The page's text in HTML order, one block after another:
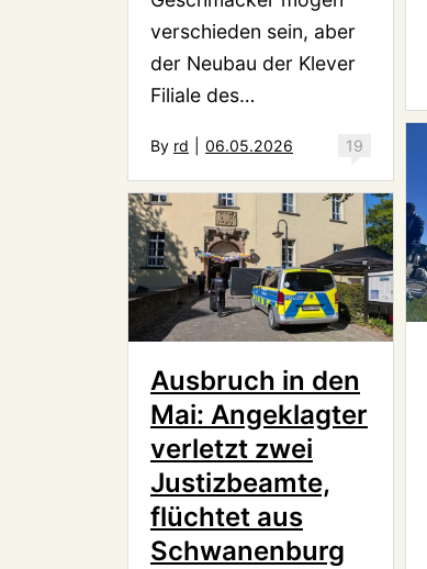
verschieden sein, aber
der Neubau der Klever
Filiale des…
19
By rd 06.05.2026
Ausbruch in den
Mai: Angeklagter
verletzt zwei
Justizbeamte,
flüchtet aus
Schwanenburg